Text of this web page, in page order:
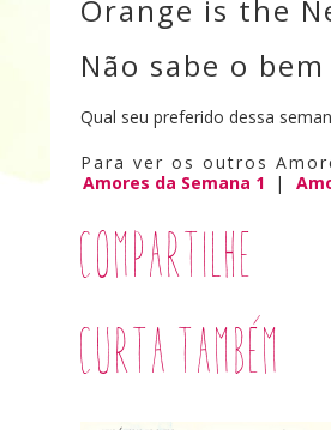
Orange is the
Não sabe o
Qual seu preferido dessa
Para ver os outros
Amores da Semana 1
|
Compartilhe
Curta também